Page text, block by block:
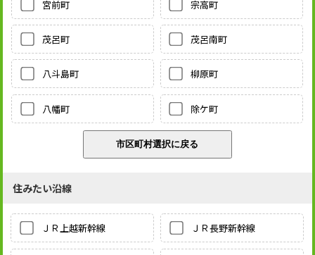
宮前町 宗高町
茂呂町 茂呂南町
八斗島町 柳原町
八幡町 除ケ町
住みたい沿線
ＪＲ上越新幹線 ＪＲ長野新幹線